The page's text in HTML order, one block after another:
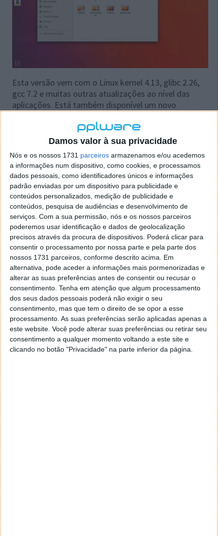
Damos valor à sua privacidade
Nós e os nossos 1731 parceiros armazenamos e/ou acedemos
a informações num dispositivo, como cookies, e processamos
dados pessoais, como identificadores únicos e informações
padrão enviadas por um dispositivo para publicidade e
conteúdos personalizados, medição de publicidade e
conteúdos, pesquisa de audiências e desenvolvimento de
serviços. Com a sua permissão, nós e os nossos parceiros
poderemos usar identificação e dados de geolocalização
precisos através da procura de dispositivos. Poderá clicar para
consentir o processamento por nossa parte e pela parte dos
nossos 1731 parceiros, conforme descrito acima. Em
alternativa, pode aceder a informações mais pormenorizadas e
alterar as suas preferências antes de consentir ou recusar o
consentimento. Tenha em atenção que algum processamento
dos seus dados pessoais poderá não exigir o seu
consentimento, mas que tem o direito de se opor a esse
processamento. As suas preferências serão aplicadas apenas a
este website. Você pode alterar suas preferências ou retirar seu
consentimento a qualquer momento voltando a este site e
clicando no botão "Privacidade" na parte inferior da página.
Esta versão vem com o Linux kernel 4.13, glibc 2.26,
gcc 7.2 e muitas outras atualizações ao nível das
aplicações. Está também disponível um novo
algumas extensões de shell do GNOME, incluindo
uma Dock e um tema.
Num próximo artigo o Pplware irá apresentar as
principais novidades desta distribuição da Canonical
que ainda se mantém bem viva.
Obter o Ubuntu 17.10 "Artful Aardvark"